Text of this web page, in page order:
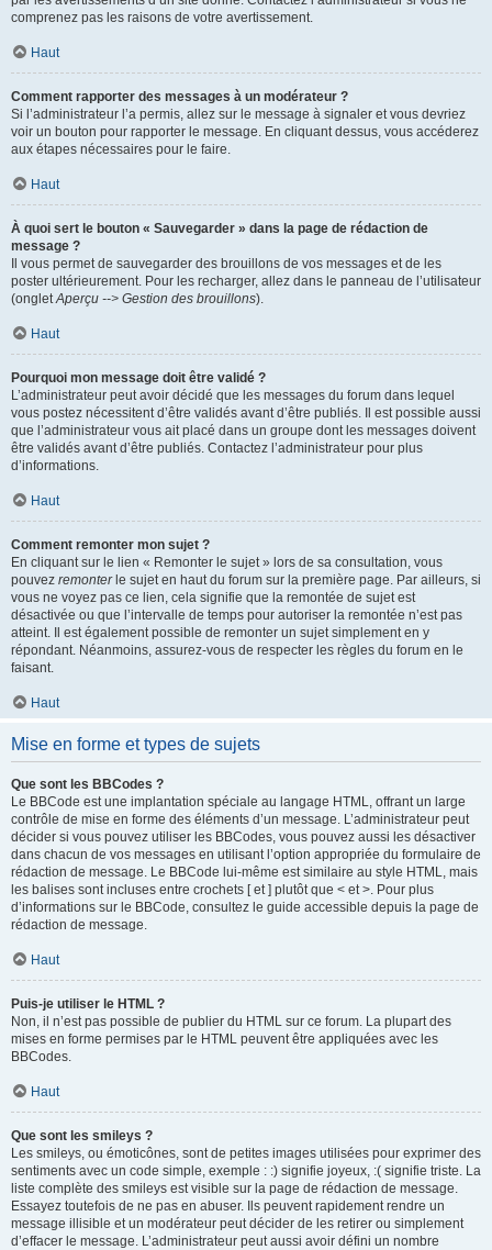
comprenez pas les raisons de votre avertissement.
Haut
Comment rapporter des messages à un modérateur ?
Si l’administrateur l’a permis, allez sur le message à signaler et vous devriez
voir un bouton pour rapporter le message. En cliquant dessus, vous accéderez
aux étapes nécessaires pour le faire.
Haut
À quoi sert le bouton « Sauvegarder » dans la page de rédaction de
message ?
Il vous permet de sauvegarder des brouillons de vos messages et de les
poster ultérieurement. Pour les recharger, allez dans le panneau de l’utilisateur
(ongletAperçu --> Gestion des brouillons).
Haut
Pourquoi mon message doit être validé ?
L’administrateur peut avoir décidé que les messages du forum dans lequel
vous postez nécessitent d’être validés avant d’être publiés. Il est possible aussi
que l’administrateur vous ait placé dans un groupe dont les messages doivent
être validés avant d’être publiés. Contactez l’administrateur pour plus
d’informations.
Haut
Comment remonter mon sujet ?
En cliquant sur le lien « Remonter le sujet » lors de sa consultation, vous
pouvez remonterle sujet en haut du forum sur la première page. Par ailleurs, si
vous ne voyez pas ce lien, cela signifie que la remontée de sujet est
désactivée ou que l’intervalle de temps pour autoriser la remontée n’est pas
atteint. Il est également possible de remonter un sujet simplement en y
répondant. Néanmoins, assurez-vous de respecter les règles du forum en le
faisant.
Haut
Mise en forme et types de sujets
Que sont les BBCodes ?
Le BBCode est une implantation spéciale au langage HTML, offrant un large
contrôle de mise en forme des éléments d’un message. L’administrateur peut
décider si vous pouvez utiliser les BBCodes, vous pouvez aussi les désactiver
dans chacun de vos messages en utilisant l’option appropriée du formulaire de
rédaction de message. Le BBCode lui-même est similaire au style HTML, mais
les balises sont incluses entre crochets [ et ] plutôt que < et >. Pour plus
d’informations sur le BBCode, consultez le guide accessible depuis la page de
rédaction de message.
Haut
Puis-je utiliser le HTML ?
Non, il n’est pas possible de publier du HTML sur ce forum. La plupart des
mises en forme permises par le HTML peuvent être appliquées avec les
BBCodes.
Haut
Que sont les smileys ?
Les smileys, ou émoticônes, sont de petites images utilisées pour exprimer des
sentiments avec un code simple, exemple : :) signifie joyeux, :( signifie triste. La
liste complète des smileys est visible sur la page de rédaction de message.
Essayez toutefois de ne pas en abuser. Ils peuvent rapidement rendre un
message illisible et un modérateur peut décider de les retirer ou simplement
d’effacer le message. L’administrateur peut aussi avoir défini un nombre